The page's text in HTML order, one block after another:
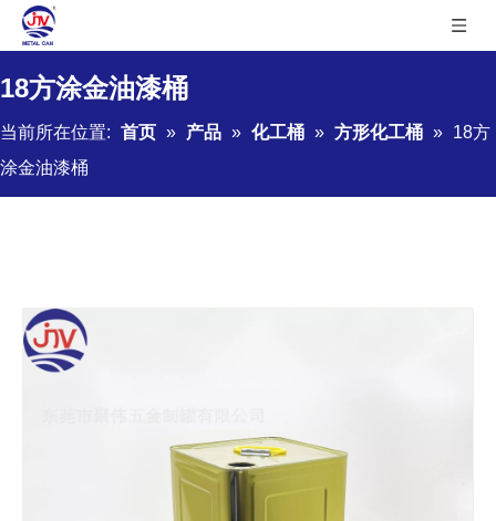
18方涂金油漆桶
当前所在位置: 首页 » 产品 » 化工桶 » 方形化工桶 » 18方
涂金油漆桶